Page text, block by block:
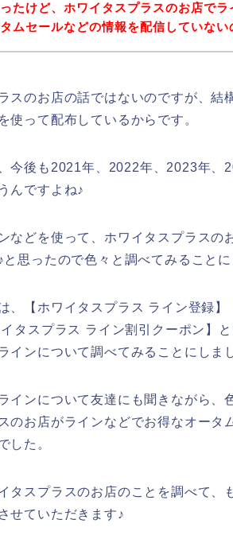
たけど、ホワイタスプラスのお店でラ
ムセールなどの情報を配信していない
スのお店の話ではないのですが、結
使って配布しているからです。
今後も2021年、2022年、2023年、
んですよね♪
などを使って、ホワイタスプラスの
思ったので色々と調べてみることに
、【ホワイタスプラス ライン登録】
タスプラス ライン割引クーポン】
インについて調べてみることにしま
インについて友達にも聞きながら、
のお店がラインなどでお得なオータ
した。
タスプラスのお店のことを調べて、
せていただきます♪